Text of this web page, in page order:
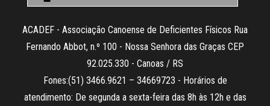
ACADEF - Associação Canoense de Deficientes Físicos Rua
Fernando Abbot, n.º 100 - Nossa Senhora das Graças CEP
92.025.330 - Canoas / RS
Fones:(51) 3466.9621 – 34669723 - Horários de
atendimento: De segunda a sexta-feira das 8h às 12h e das